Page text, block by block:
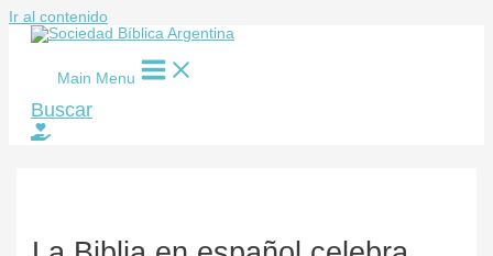
Ir al contenido
Main Menu
Buscar